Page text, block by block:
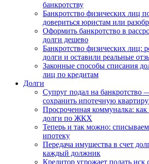
банкротству
Банкротство физических лиц
довериться юристам или
Оформить банкротство в
долги дешево
Банкротство физических лиц:
долги и оставили реальные
Законные способы списания
лиц по кредитам
Долги
Супруг подал на банкротство
сохранить ипотечную
Просроченная коммуналка: как
долги по ЖКХ
Теперь и так можно:
ипотеку
Передача имущества в счет
каждый должник
Кредитор угрожает подать иск